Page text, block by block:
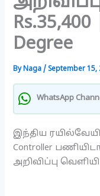
Degree
ByNaga/September 15,
WhatsApp
இந்திய
Controller
அறிவிப்பு